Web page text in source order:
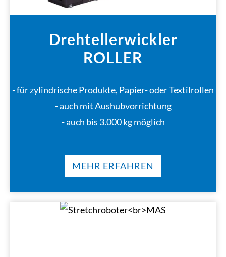
Drehtellerwickler
ROLLER
- für zylindrische Produkte, Papier- oder Textilrollen
- auch mit Aushubvorrichtung
- auch bis 3.000 kg möglich
MEHR ERFAHREN